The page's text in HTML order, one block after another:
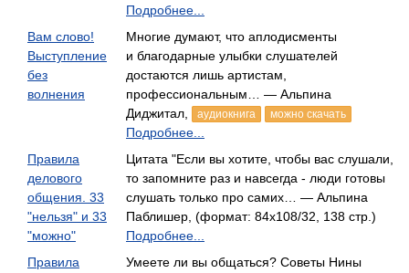
Подробнее...
Вам слово!
Выступление
без
волнения
Многие думают, что аплодисменты
и благодарные улыбки слушателей
достаются лишь артистам,
профессиональным… — Альпина
Диджитал,
аудиокнига можно скачать
Подробнее...
Правила
делового
общения. 33
"нельзя" и 33
"можно"
Цитата "Если вы хотите, чтобы вас слушали,
то запомните раз и навсегда - люди готовы
слушать только про самих… — Альпина
Паблишер, (формат: 84x108/32, 138 стр.)
Подробнее...
Правила
Умеете ли вы общаться? Советы Нины